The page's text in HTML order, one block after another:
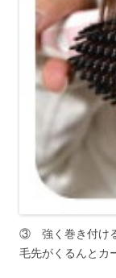
③ 強く巻き付け
毛先がくるんとカ